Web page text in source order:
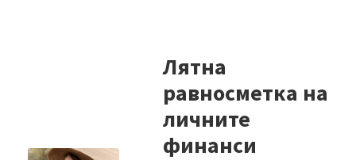
Лятна
равносметка на
личните
финанси